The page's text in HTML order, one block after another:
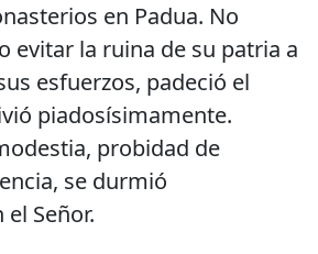
en Padua. No
evitar la ruina de su patria a
esfuerzos, padeció el
piadosísimamente.
probidad de
se durmió
Señor.